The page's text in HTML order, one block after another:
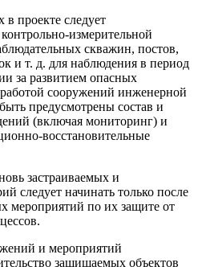
в проекте следует
измери­тельной
скважин, постов,
и т. д. для наблюдения в период
за развитием опасных
сооружений инженерной
предусмотрены состав и
(включая монито­ринг) и
восста­новительные
застраиваемых и
следует начинать только после
меро­приятий по их защите от
и мероприятий
защищаемых объектов